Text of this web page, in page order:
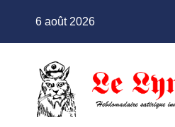
6 août 2026